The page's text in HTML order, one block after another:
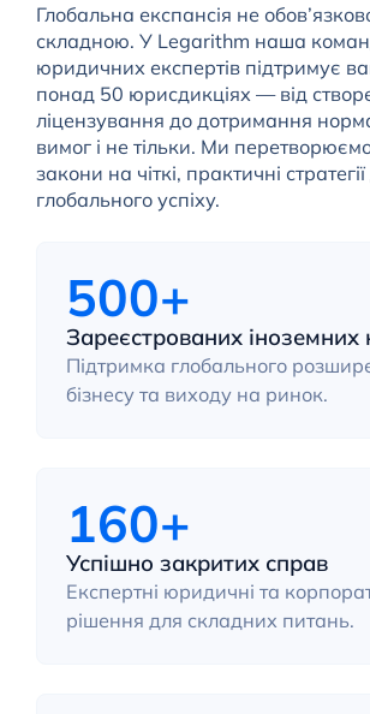
Глобальна експансія не
складною. У Legarithm наша
юридичних експертів підтримує
понад 50 юрисдикціях — від
ліцензування до дотримання
вимог і не тільки. Ми
закони на чіткі, практичні
глобального успіху.
500+
Зареєстрованих іноземних
Підтримка глобального
бізнесу та виходу на ринок.
160+
Успішно закритих справ
Експертні юридичні та
рішення для складних питань.